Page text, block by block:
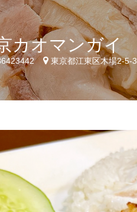
カオマンガイ
東京都江東区木場2-5-3